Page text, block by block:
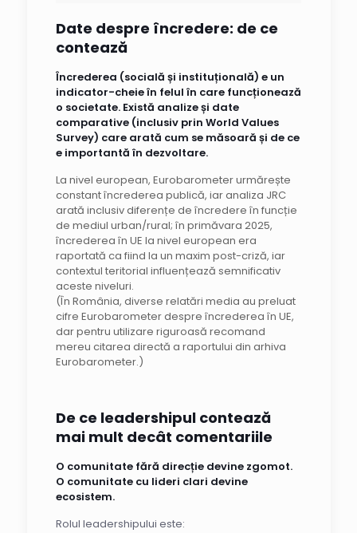
Date despre încredere: de ce
contează
Încrederea (socială și instituțională) e un
indicator-cheie în felul în care funcționează
o societate. Există analize și date
comparative (inclusiv prin World Values
Survey) care arată cum se măsoară și de ce
e importantă în dezvoltare.
La nivel european, Eurobarometer urmărește
constant încrederea publică, iar analiza JRC
arată inclusiv diferențe de încredere în funcție
de mediul urban/rural; în primăvara 2025,
încrederea în UE la nivel european era
raportată ca fiind la un maxim post-criză, iar
contextul teritorial influențează semnificativ
aceste niveluri.
(În România, diverse relatări media au preluat
cifre Eurobarometer despre încrederea în UE,
dar pentru utilizare riguroasă recomand
mereu citarea directă a raportului din arhiva
Eurobarometer.)
De ce leadershipul contează
mai mult decât comentariile
O comunitate fără direcție devine zgomot.
O comunitate cu lideri clari devine
ecosistem.
Rolul leadershipului este: